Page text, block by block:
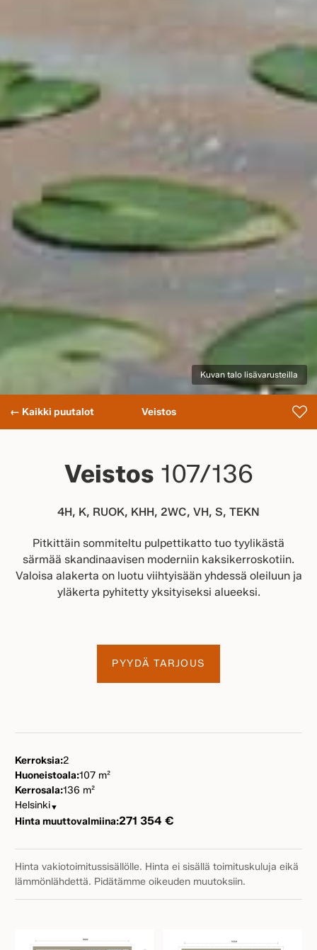
Kuvan talo lisävarusteilla
← Kaikki puutalot Veistos
Veistos 107/136
4H, K, RUOK, KHH, 2WC, VH, S, TEKN
Pitkittäin sommiteltu pulpettikatto tuo tyylikästä
särmää skandinaavisen moderniin kaksikerroskotiin.
Valoisa alakerta on luotu viihtyisään yhdessä oleiluun ja
yläkerta pyhitetty yksityiseksi alueeksi.
PYYDÄ TARJOUS
Kerroksia:2
Huoneistoala:107 m²
Kerrosala:136 m²
Helsinki▼
Hinta muuttovalmiina:271 354 €
Hinta vakiotoimitussisällölle. Hinta ei sisällä toimituskuluja eikä
lämmönlähdettä. Pidätämme oikeuden muutoksiin.